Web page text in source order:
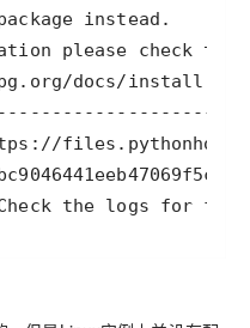
the logs for full